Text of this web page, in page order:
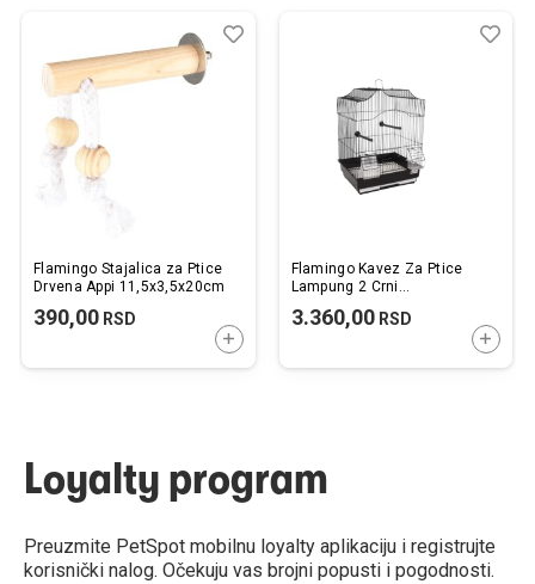
Flamingo Stajalica za Ptice
Drvena Appi 11,5x3,5x20cm
390,00 RSD
DODAJTE U KORPU
Dodaj
Uporedi
Flamingo Kavez Za Ptice
Lampung 2 Crni
3.360,00RSD
Loyalty program
Preuzmite PetSpot mobilnu loyalty aplikaciju i registrujte
korisnički nalog. Očekuju vas brojni popusti i pogodnosti.